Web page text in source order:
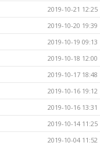
2019-10-21 12:25
2019-10-20 19:39
2019-10-19 09:13
2019-10-18 12:00
2019-10-17 18:48
2019-10-16 19:12
2019-10-16 13:31
2019-10-14 11:25
2019-10-04 11:52